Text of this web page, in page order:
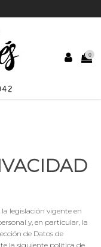
0
legislación vigente en
y, en particular, la
de Datos de
la siguiente política de